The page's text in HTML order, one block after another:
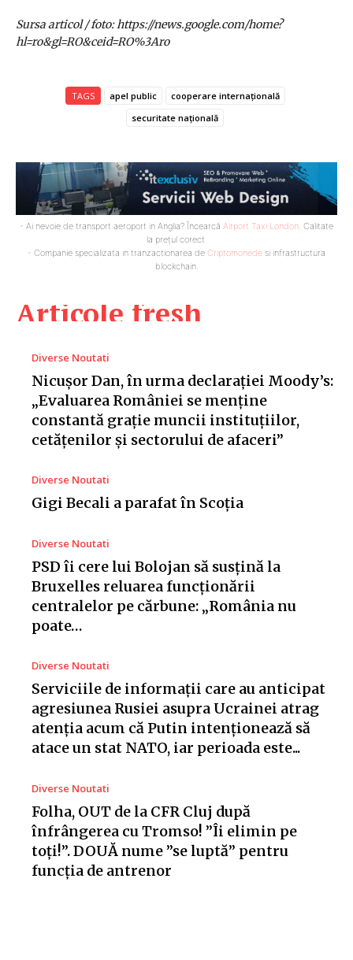
Articole fresh
Diverse Noutati
Nicușor Dan, în urma declarației Moody’s:
„Evaluarea României se menține
constantă grație muncii instituțiilor,
cetățenilor și sectorului de afaceri”
Diverse Noutati
Gigi Becali a parafat în Scoția
Diverse Noutati
PSD îi cere lui Bolojan să susțină la
Bruxelles reluarea funcționării
centralelor pe cărbune: „România nu
poate…
Diverse Noutati
Serviciile de informații care au anticipat
agresiunea Rusiei asupra Ucrainei atrag
atenția acum că Putin intenționează să
atace un stat NATO, iar perioada este...
Diverse Noutati
Folha, OUT de la CFR Cluj după
înfrângerea cu Tromso! ”Îi elimin pe
toți!”. DOUĂ nume ”se luptă” pentru
funcția de antrenor
Sursa articol / foto: https://news.google.com/home?
hl=ro&gl=RO&ceid=RO%3Aro
TAGS apel public
cooperare internațională
securitate națională
- Ai nevoie de transport aeroport in Anglia? Încearcă Airport Taxi London. Calitate
la prețul corect.
- Companie specializata in tranzactionarea de Criptomonede si infrastructura
blockchain.